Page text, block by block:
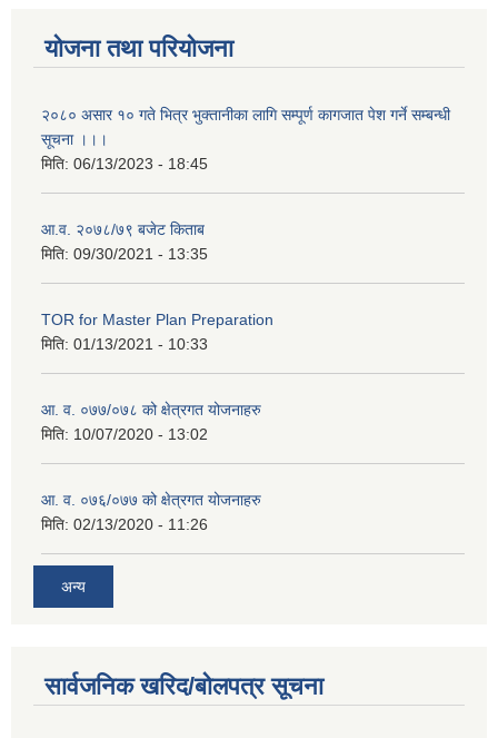
योजना तथा परियोजना
२०८० असार १० गते भित्र भुक्तानीका लागि सम्पूर्ण कागजात पेश गर्ने सम्बन्धी
सूचना ।।।
मिति: 06/13/2023 - 18:45
आ.व. २०७८/७९ बजेट किताब
मिति: 09/30/2021 - 13:35
TOR for Master Plan Preparation
मिति: 01/13/2021 - 10:33
आ. व. ०७७/०७८ को क्षेत्रगत योजनाहरु
मिति: 10/07/2020 - 13:02
आ. व. ०७६/०७७ को क्षेत्रगत योजनाहरु
मिति: 02/13/2020 - 11:26
अन्य
सार्वजनिक खरिद/बोलपत्र सूचना